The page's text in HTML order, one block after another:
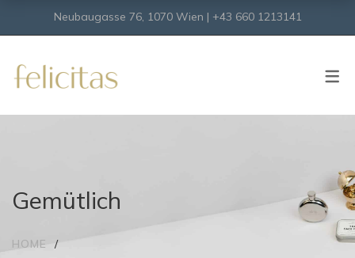
Neubaugasse 76, 1070 Wien | +43 660 1213141
Gemütlich
HOME